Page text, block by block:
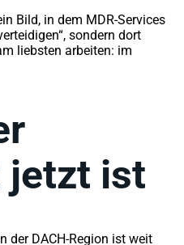
Bild, in dem MDR-Services
sondern dort
liebsten arbeiten: im
jetzt ist
der DACH-Region ist weit